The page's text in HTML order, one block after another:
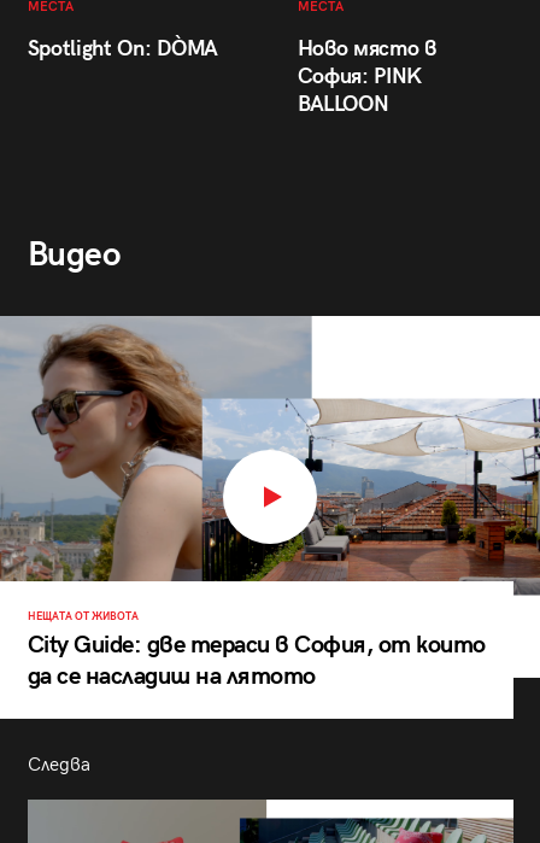
МЕСТА
Spotlight On: DÒMA
МЕСТА
Ново място в
София: PINK
BALLOON
Видео
НЕЩАТА ОТ ЖИВОТА
City Guide: две тераси в София, от които
да се насладиш на лятото
Следва